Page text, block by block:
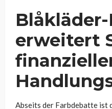
Blåkläder-
erweitert
Abseits der Farbdebatte ist